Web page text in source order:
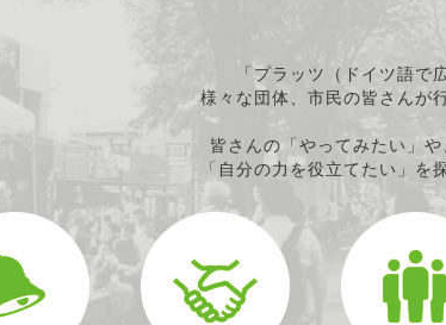
「プラッツ（ドイツ語で
様々な団体、市民の皆さんが
皆さんの「やってみたい」や
「自分の力を役立てたい」を